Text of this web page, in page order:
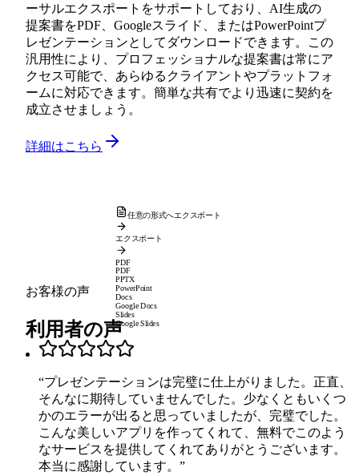
ーサルエクスポートをサポートしており、AI生成の
提案書をPDF、Googleスライド、またはPowerPointプ
レゼンテーションとしてダウンロードできます。この
汎用性により、プロフェッショナルな提案書は常にア
クセス可能で、あらゆるクライアントやプラットフォ
ームに対応できます。簡単な共有でより迅速に契約を
成立させましょう。
詳細はこちら
任意の形式へエクスポート
エクスポート
PDF
PDF
PPTX
PowerPoint
Docs
Google Docs
Slides
Google Slides
お客様の声
利用者の声
“プレゼンテーションは完璧に仕上がりました。正直、
そんなに期待していませんでした。少なくともいくつ
かのエラーが出ると思っていましたが、完璧でした。
こんな美しいアプリを作ってくれて、無料でこのよう
なサービスを提供してくれてありがとうございます。
本当に感謝しています。 ”